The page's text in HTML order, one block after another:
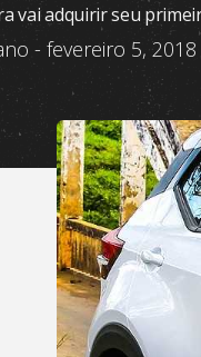
vai adquirir seu
- fevereiro 5, 2018